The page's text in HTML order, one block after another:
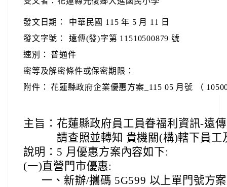
發文日期：
中華民國 115 年 5 月 11 日
發文字號：
遠傳(發)字第 11510500879 號
速別： 普通件
密等及解密條件或保密期限：
附件： 花蓮縣政府企業優惠方案_115 05 月號 （
主旨： 花蓮縣政府員工員眷福利資訊-遠
請查照並轉知 貴機關(構)轄下員工
說明： 5 月優惠方案內容如下:
(一)直營門市優惠:
一、 新辦/攜碼 5G599 以上單門號方